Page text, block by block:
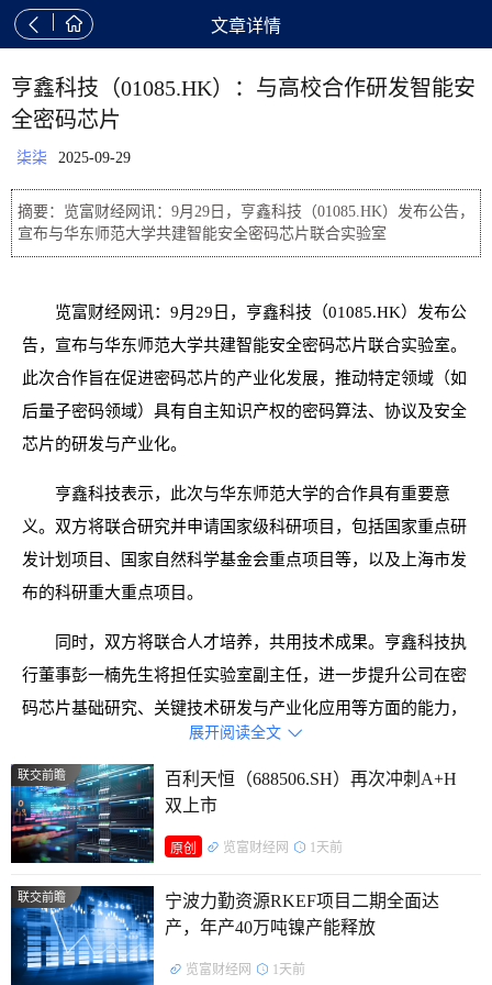
  文章详情
亨鑫科技（01085.HK）：与高校合作研发智能安
全密码芯片
柒柒 2025-09-29
摘要：览富财经网讯：9月29日，亨鑫科技（01085.HK）发布公告，
宣布与华东师范大学共建智能安全密码芯片联合实验室
览富财经网讯：9月29日，亨鑫科技（01085.HK）发布公
告，宣布与华东师范大学共建智能安全密码芯片联合实验室。
此次合作旨在促进密码芯片的产业化发展，推动特定领域（如
后量子密码领域）具有自主知识产权的密码算法、协议及安全
芯片的研发与产业化。
亨鑫科技表示，此次与华东师范大学的合作具有重要意
义。双方将联合研究并申请国家级科研项目，包括国家重点研
发计划项目、国家自然科学基金会重点项目等，以及上海市发
布的科研重大重点项目。
同时，双方将联合人才培养，共用技术成果。亨鑫科技执
行董事彭一楠先生将担任实验室副主任，进一步提升公司在密
码芯片基础研究、关键技术研发与产业化应用等方面的能力，
增强公司在高端数字安全领域的核心竞争力。
据了解，亨鑫科技是一家主要从事生产移动通信射频同轴
电缆业务的投资控股公司。
展开阅读全文 
联交前瞻
百利天恒（688506.SH）再次冲刺A+H
双上市
原创 览富财经网 1天前
联交前瞻
宁波力勤资源RKEF项目二期全面达
产，年产40万吨镍产能释放
览富财经网 1天前